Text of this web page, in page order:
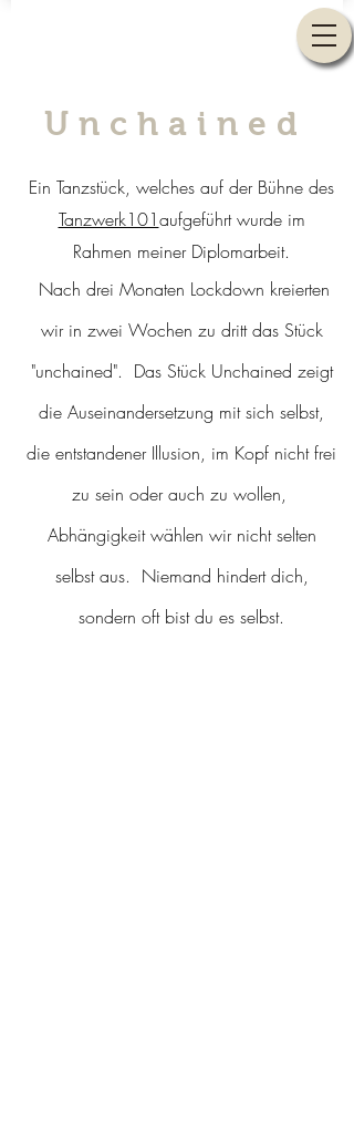
Unchained
Ein Tanzstück, welches auf der Bühne des
Tanzwerk101aufgeführt wurde im
Rahmen meiner Diplomarbeit.
Nach drei Monaten Lockdown kreierten
wir in zwei Wochen zu dritt das Stück
"unchained". Das Stück Unchained zeigt
die Auseinandersetzung mit sich selbst,
die entstandener Illusion, im Kopf nicht frei
zu sein oder auch zu wollen,
Abhängigkeit wählen wir nicht selten
selbst aus. Niemand hindert dich,
sondern oft bist du es selbst.